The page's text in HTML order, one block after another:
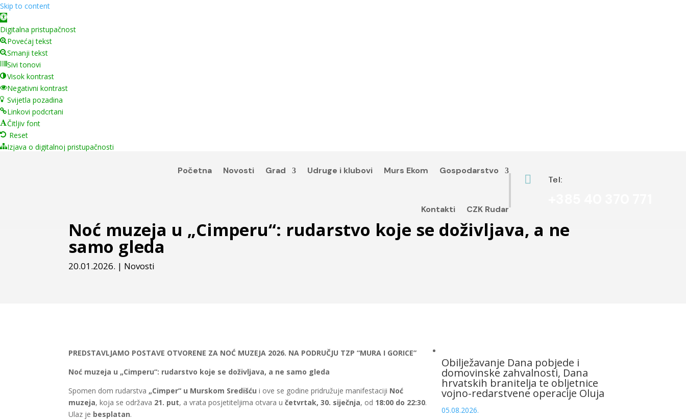
Skip to content
Open toolbar
Digitalna pristupačnost
Povećaj tekst
Smanji tekst
Sivi tonovi
Visok kontrast
Negativni kontrast
Svijetla pozadina
Linkovi podcrtani
Čitljiv font
Reset
Izjava o digitalnoj pristupačnosti
Početna Novosti Grad Udruge i klubovi Murs Ekom Gospodarstvo
Kontakti CZK Rudar
 Tel:
Noć muzeja u „Cimperu“: rudarstvo koje se doživljava, a ne
samo gleda
20.01.2026. | Novosti
PREDSTAVLJAMO POSTAVE OTVORENE ZA NOĆ MUZEJA 2026. NA PODRUČJU TZP “MURA I GORICE”
Noć muzeja u „Cimperu“: rudarstvo koje se doživljava, a ne samo gleda
Spomen dom rudarstva „Cimper“ u Murskom Središću i ove se godine pridružuje manifestaciji Noć
muzeja, koja se održava 21. put, a vrata posjetiteljima otvara učetvrtak, 30. siječnja, od 18:00 do 22:30.
Ulaz je besplatan.
Obilježavanje Dana pobjede i
domovinske zahvalnosti, Dana
hrvatskih branitelja te obljetnice
vojno-redarstvene operacije Oluja
05.08.2026.